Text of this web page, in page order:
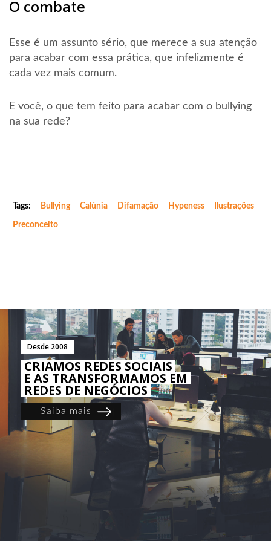
O combate
Esse é um assunto sério, que merece a sua atenção
para acabar com essa prática, que infelizmente é
cada vez mais comum.
E você, o que tem feito para acabar com o bullying
na sua rede?
Tags:
Bullying Calúnia Difamação Hypeness Ilustrações
Preconceito
Desde 2008
CRIAMOS REDES SOCIAIS
E AS TRANSFORMAMOS EM
REDES DE NEGÓCIOS
Saiba mais